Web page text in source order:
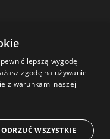
lepszą wygodę
zgodę na używanie
z warunkami naszej
ODRZUĆ WSZYSTKIE